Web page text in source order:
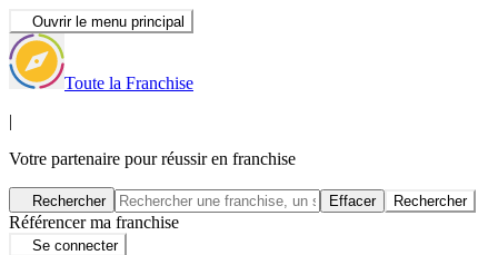
Ouvrir le menu principal
Toute la Franchise
|
Votre partenaire pour réussir en franchise
Rechercher Effacer Rechercher
Référencer ma franchise
Se connecter